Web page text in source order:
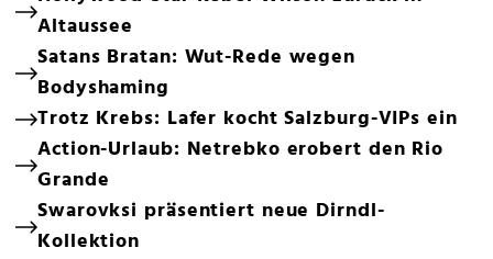
Altaussee
Satans Bratan: Wut-Rede wegen
Bodyshaming
Trotz Krebs: Lafer kocht Salzburg-VIPs ein
Action-Urlaub: Netrebko erobert den Rio
Grande
Swarovksi präsentiert neue Dirndl-
Kollektion